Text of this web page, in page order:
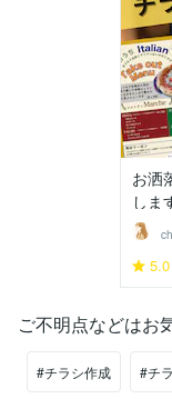
お洒
しま
5.0
ご不明点などはお
#チラシ作成 #チ